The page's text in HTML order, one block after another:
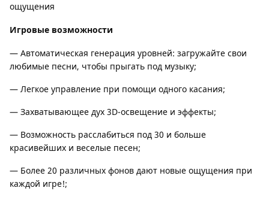
ощущения
Игровые возможности
— Автоматическая генерация уровней: загружайте свои
любимые песни, чтобы прыгать под музыку;
— Легкое управление при помощи одного касания;
— Захватывающее дух 3D-освещение и эффекты;
— Возможность расслабиться под 30 и больше
красивейших и веселые песен;
— Более 20 различных фонов дают новые ощущения при
каждой игре!;